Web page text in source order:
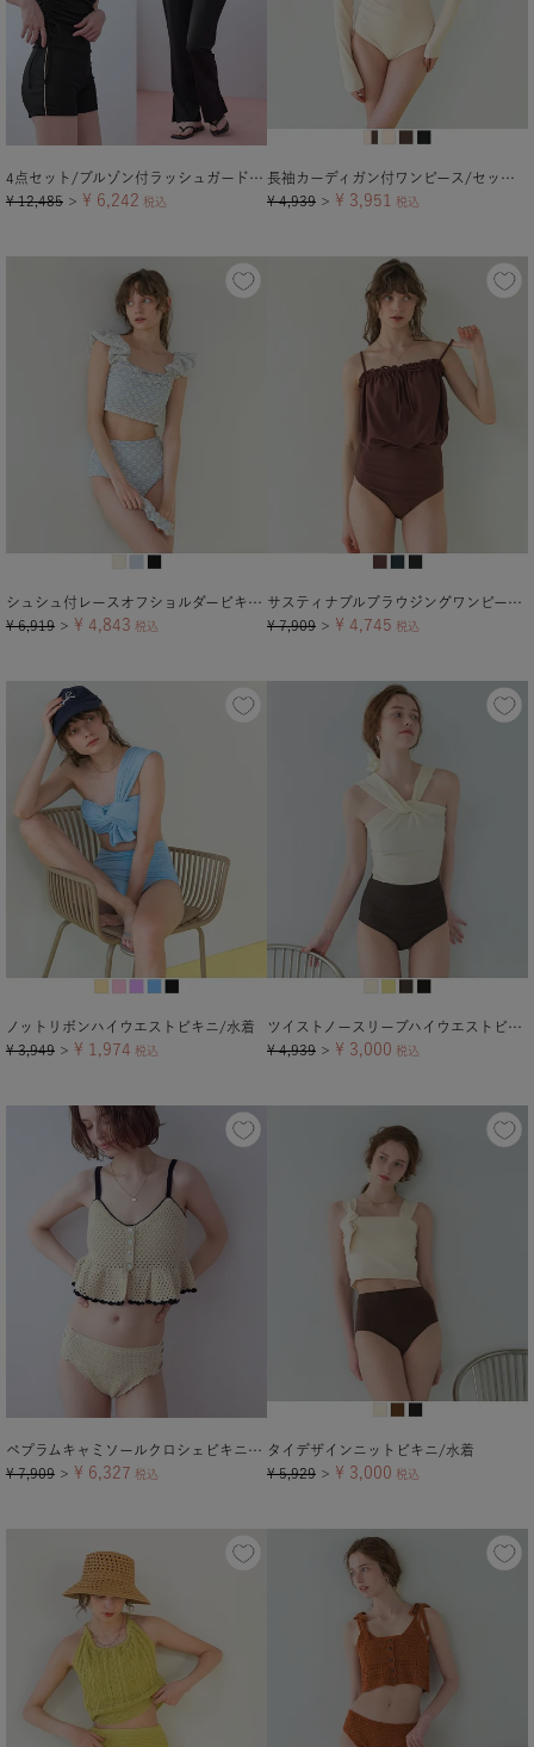
4点セット/ブルゾン付ラッシュガード×ビキニ/水着
¥ 12,485 ＞ ¥ 6,242 税込
長袖カーディガン付ワンピース/セット水着
¥ 4,939 ＞ ¥ 3,951 税込
シュシュ付レースオフショルダービキニ/セット水着【メール便可／100】
¥ 6,919 ＞ ¥ 4,843 税込
サスティナブルブラウジングワンピース/水着
¥ 7,909 ＞ ¥ 4,745 税込
ノットリボンハイウエストビキニ/水着
¥ 3,949 ＞ ¥ 1,974 税込
ツイストノースリーブハイウエストビキニ/セット水着【メール便可／100】
¥ 4,939 ＞ ¥ 3,000 税込
ペプラムキャミソールクロシェビキニ/水着
¥ 7,909 ＞ ¥ 6,327 税込
タイデザインニットビキニ/水着
¥ 5,929 ＞ ¥ 3,000 税込